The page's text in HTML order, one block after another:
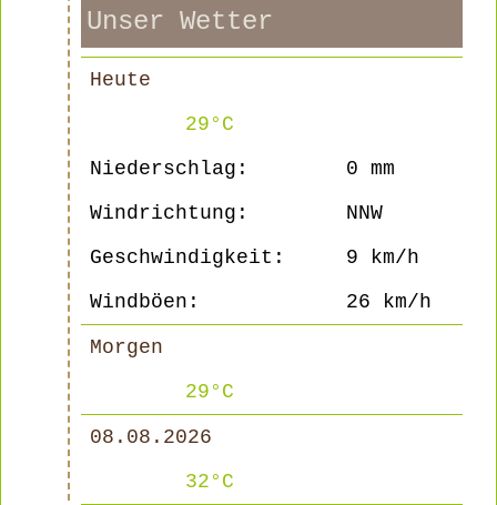
Unser Wetter
Heute
29°C
Niederschlag:
0 mm
Windrichtung:
NNW
Geschwindigkeit:
9 km/h
Windböen:
26 km/h
Morgen
29°C
08.08.2026
32°C